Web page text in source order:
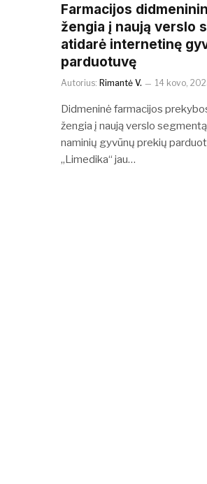
Farmacijos
žengia į naują verslo
atidarė internetinę
parduotuvę
Autorius: Rimantė V. 14 kovo,
Didmeninė farmacijos
žengia į naują verslo
naminių gyvūnų prekių
„Limedika“ jau…